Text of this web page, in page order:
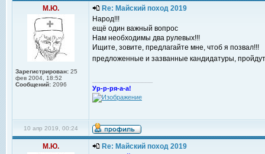
М.Ю.
Зарегистрирован: 25
фев 2004, 18:52
Сообщений: 2096
Re: Майский поход 2019
Народ!!!
ещё один важный вопрос
Нам необходимы два рулевых!!!
Ищите, зовите, предлагайте мне, чтоб я позвал!!!
предложенные и зазванные кандидатуры,
Ур-р-ря-а-а!
10 апр 2019, 00:24
М.Ю.
Re: Майский поход 2019